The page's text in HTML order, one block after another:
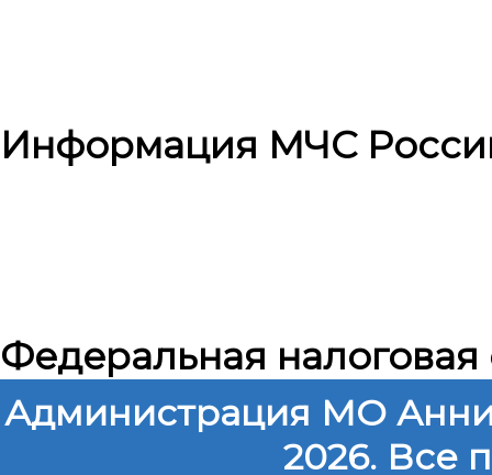
Информация МЧС
Федеральная налоговая
Администрация МО
2026. Все